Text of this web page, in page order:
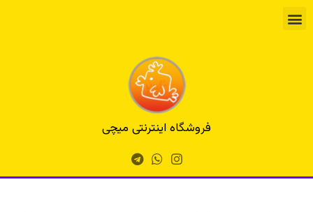
فروشگاه اینترنتی میچی